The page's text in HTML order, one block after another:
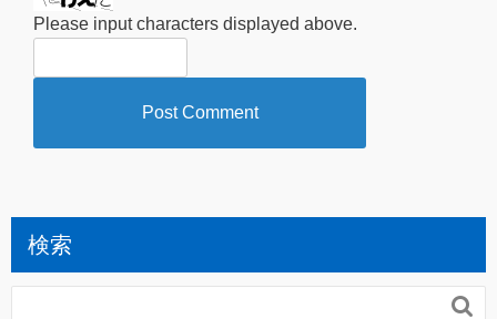
Please input characters displayed above.
検索
